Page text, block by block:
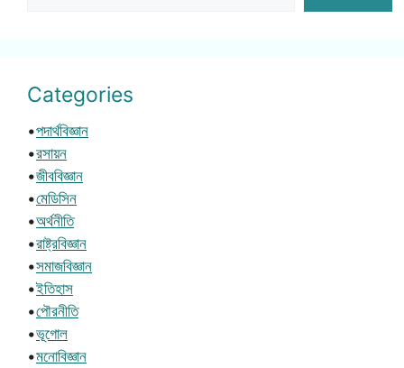
Categories
•পদার্থবিজ্ঞান
•রসায়ন
•জীববিজ্ঞান
•মেডিসিন
•অর্থনীতি
•রাষ্ট্রবিজ্ঞান
•সমাজবিজ্ঞান
•ইতিহাস
•পৌরনীতি
•ভূগোল
•মনোবিজ্ঞান